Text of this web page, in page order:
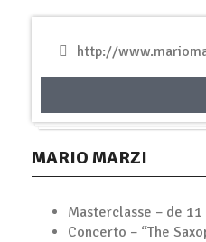
http://
MARIO MARZI
Masterclasse – de
Concerto – “The